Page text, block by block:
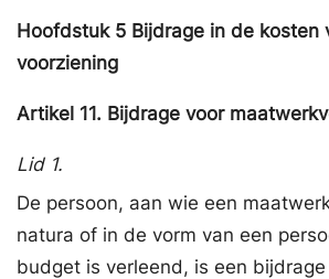
Hoofdstuk 5 Bijdrage in de kosten
voorziening
Artikel 11. Bijdrage voor
Lid 1.
De persoon, aan wie een
natura of in de vorm van een
budget is verleend, is een